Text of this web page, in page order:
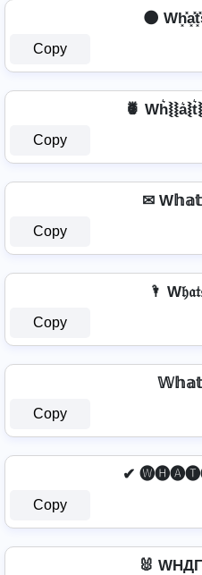
🌑
Copy
🍍
Copy
✉
Copy
🌂
Copy
Copy
✔
Copy
🐰